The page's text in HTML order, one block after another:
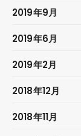
2019年9月
2019年6月
2019年2月
2018年12月
2018年11月